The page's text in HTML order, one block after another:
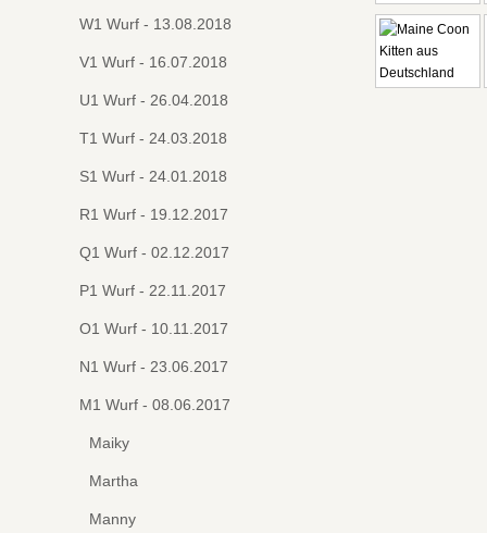
W1 Wurf - 13.08.2018
V1 Wurf - 16.07.2018
U1 Wurf - 26.04.2018
T1 Wurf - 24.03.2018
S1 Wurf - 24.01.2018
R1 Wurf - 19.12.2017
Q1 Wurf - 02.12.2017
P1 Wurf - 22.11.2017
O1 Wurf - 10.11.2017
N1 Wurf - 23.06.2017
M1 Wurf - 08.06.2017
Maiky
Martha
Manny